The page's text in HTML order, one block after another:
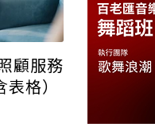
顧服務
格）